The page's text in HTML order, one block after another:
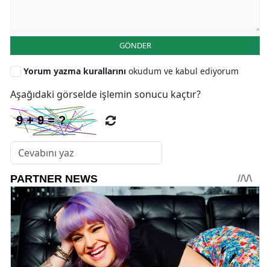
GÖNDER
Yorum yazma kurallarını okudum ve kabul ediyorum
Aşağıdaki görselde işlemin sonucu kaçtır?